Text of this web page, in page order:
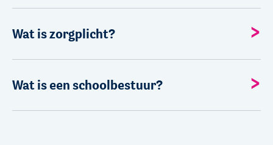
Wat is zorgplicht?
Wat is een schoolbestuur?